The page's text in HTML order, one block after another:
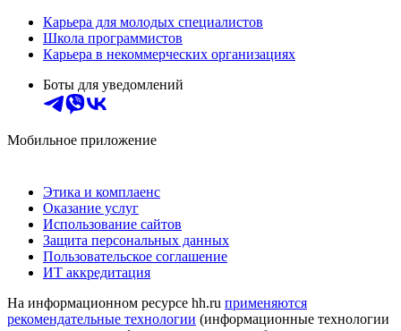
Карьера для молодых специалистов
Школа программистов
Карьера в некоммерческих организациях
Боты для уведомлений
Мобильное приложение
Этика и комплаенс
Оказание услуг
Использование сайтов
Защита персональных данных
Пользовательское соглашение
ИТ аккредитация
На информационном ресурсе hh.ru применяются
рекомендательные технологии (информационные технологии